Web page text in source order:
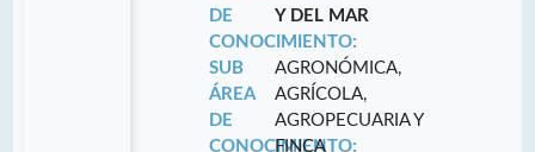
DE
CONOCIMIENTO:
Y DEL MAR
SUB
ÁREA
DE
CONOCIMIENTO:
AGRONÓMICA,
AGRÍCOLA,
AGROPECUARIA Y
FINCA